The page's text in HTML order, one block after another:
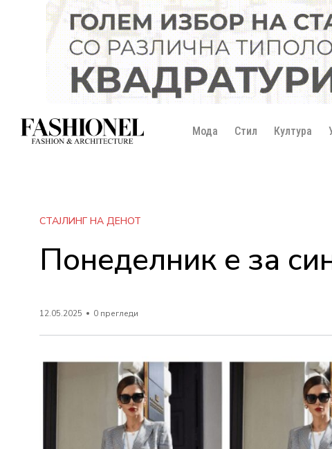
Мода Стил Култура
СТАЈЛИНГ НА ДЕНОТ
Понеделник е за
12.05.2025 0 прегледи